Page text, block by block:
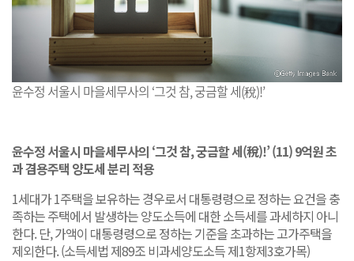
윤수정 서울시 마을세무사의 ‘그것 참, 궁금할 세(稅)!’
윤수정 서울시 마을세무사의 ‘그것 참, 궁금할 세(稅)!’ (11) 9억원 초
과 겸용주택 양도세 분리 적용
1세대가 1주택을 보유하는 경우로서 대통령령으로 정하는 요건을 충
족하는 주택에서 발생하는 양도소득에 대한 소득세를 과세하지 아니
한다. 단, 가액이 대통령령으로 정하는 기준을 초과하는 고가주택을
제외한다. (소득세법 제89조 비과세양도소득 제1항제3호가목)